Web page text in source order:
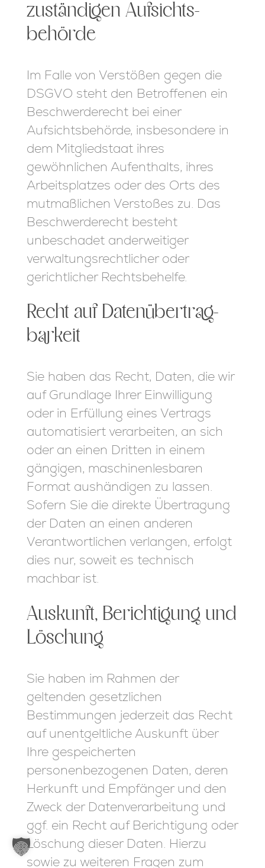
zuständigen Aufsichts­
behörde
Im Falle von Verstößen gegen die
DSGVO steht den Betroffenen ein
Beschwerderecht bei einer
Aufsichtsbehörde, insbesondere in
dem Mitgliedstaat ihres
gewöhnlichen Aufenthalts, ihres
Arbeitsplatzes oder des Orts des
mutmaßlichen Verstoßes zu. Das
Beschwerderecht besteht
unbeschadet anderweitiger
verwaltungsrechtlicher oder
gerichtlicher Rechtsbehelfe.
Recht auf Daten­übertrag­
barkeit
Sie haben das Recht, Daten, die wir
auf Grundlage Ihrer Einwilligung
oder in Erfüllung eines Vertrags
automatisiert verarbeiten, an sich
oder an einen Dritten in einem
gängigen, maschinenlesbaren
Format aushändigen zu lassen.
Sofern Sie die direkte Übertragung
der Daten an einen anderen
Verantwortlichen verlangen, erfolgt
dies nur, soweit es technisch
machbar ist.
Auskunft, Berichtigung und
Löschung
Sie haben im Rahmen der
geltenden gesetzlichen
Bestimmungen jederzeit das Recht
auf unentgeltliche Auskunft über
Ihre gespeicherten
personenbezogenen Daten, deren
Herkunft und Empfänger und den
Zweck der Datenverarbeitung und
ggf. ein Recht auf Berichtigung oder
Löschung dieser Daten. Hierzu
sowie zu weiteren Fragen zum